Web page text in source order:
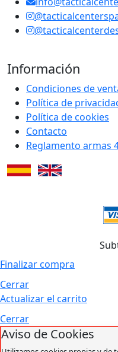
Información
Condiciones de
Política de
Política de cookies
Contacto
Reglamento armas
Finalizar compra
Cerrar
Actualizar el carrito
Cerrar
Aviso de Cookies